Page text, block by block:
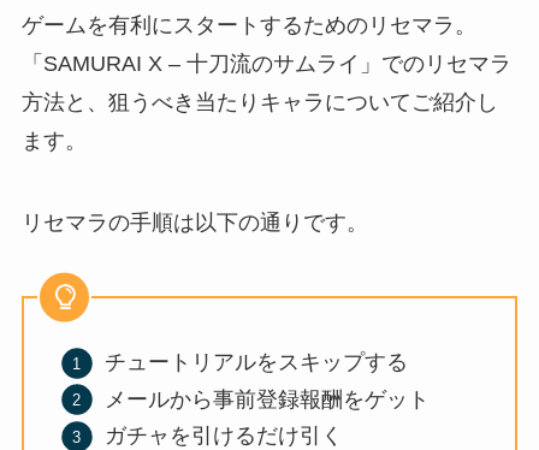
ゲームを有利にスタートするためのリセマラ。
「SAMURAI X – 十刀流のサムライ」でのリセマラ
方法と、狙うべき当たりキャラについてご紹介し
ます。
リセマラの手順は以下の通りです。
チュートリアルをスキップする
メールから事前登録報酬をゲット
ガチャを引けるだけ引く